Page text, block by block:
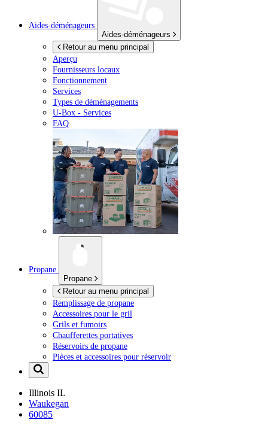
Aides-déménageurs
Aides-déménageurs
Retour au menu principal
Aperçu
Fournisseurs locaux
Fonctionnement
Services
Types de déménagements
U-Box - Services
FAQ
Propane
Propane
Retour au menu principal
Remplissage de propane
Accessoires pour le gril
Grils et fumoirs
Chaufferettes portatives
Réservoirs de propane
Pièces et accessoires pour réservoir
Illinois IL
Waukegan
60085